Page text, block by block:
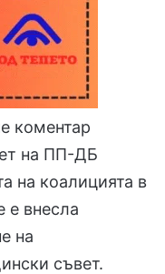
коментар
на ПП-ДБ
на коалицията в
е внесла
на
съвет.